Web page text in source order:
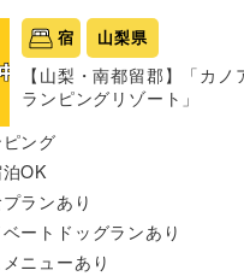
宿 山梨県
【山梨・南都留郡】「カ
ランピングリゾート」
ング
OK
ランあり
ートドッグランあり
ニューあり